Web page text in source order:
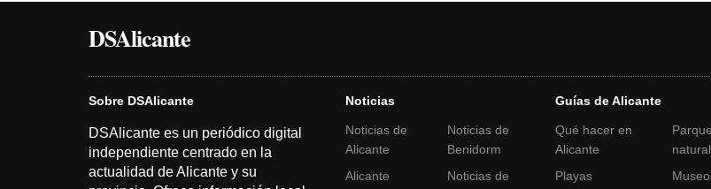
DSAlicante
Sobre DSAlicante
DSAlicante es un periódico digital
independiente centrado en la
actualidad de Alicante y su
Noticias
Noticias de
Alicante
Alicante
Noticias de
Benidorm
Noticias de
Guías de Alicante
Qué hacer en
Alicante
Playas